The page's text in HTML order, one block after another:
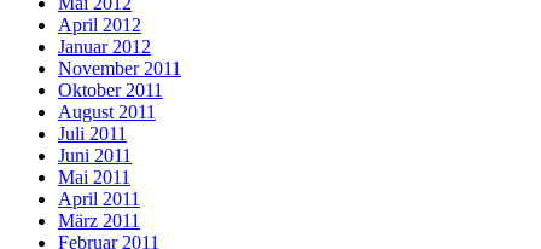
April 2012
Januar 2012
November 2011
Oktober 2011
August 2011
Juli 2011
Juni 2011
Mai 2011
April 2011
März 2011
Februar 2011